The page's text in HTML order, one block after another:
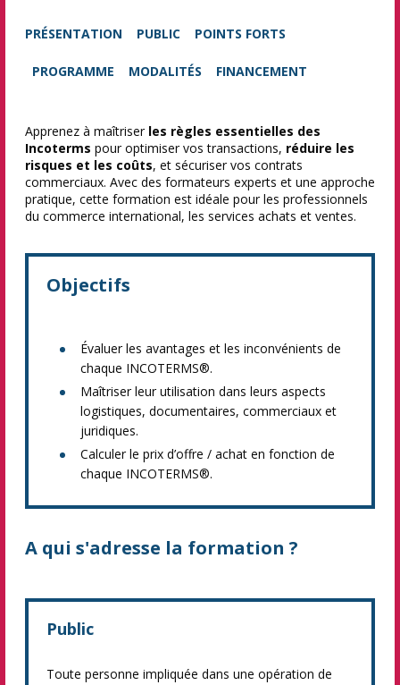
PRÉSENTATION PUBLIC POINTS FORTS
PROGRAMME MODALITÉS FINANCEMENT
Apprenez à maîtriser les règles essentielles des
Incoterms pour optimiser vos transactions, réduire les
risques et les coûts, et sécuriser vos contrats
commerciaux. Avec des formateurs experts et une approche
pratique, cette formation est idéale pour les professionnels
du commerce international, les services achats et ventes.
Objectifs
Évaluer les avantages et les inconvénients de
chaque INCOTERMS®.
Maîtriser leur utilisation dans leurs aspects
logistiques, documentaires, commerciaux et
juridiques.
Calculer le prix d’offre / achat en fonction de
chaque INCOTERMS®.
A qui s'adresse la formation ?
Public
Toute personne impliquée dans une opération de